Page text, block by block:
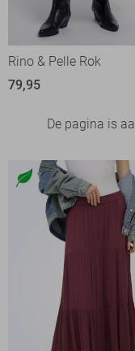
Rino & Pelle Rok
79,95
De pagina is